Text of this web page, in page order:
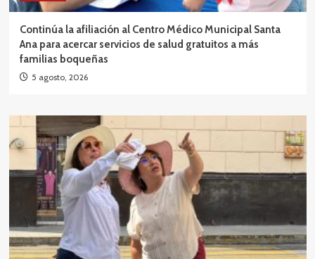
Continúa la afiliación al Centro Médico Municipal Santa
Ana para acercar servicios de salud gratuitos a más
familias boqueñas
5 agosto, 2026